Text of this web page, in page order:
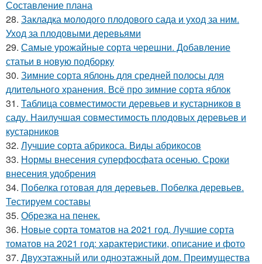
Составление плана
28. Закладка молодого плодового сада и уход за ним.
Уход за плодовыми деревьями
29. Самые урожайные сорта черешни. Добавление
статьи в новую подборку
30. Зимние сорта яблонь для средней полосы для
длительного хранения. Всё про зимние сорта яблок
31. Таблица совместимости деревьев и кустарников в
саду. Наилучшая совместимость плодовых деревьев и
кустарников
32. Лучшие сорта абрикоса. Виды абрикосов
33. Нормы внесения суперфосфата осенью. Сроки
внесения удобрения
34. Побелка готовая для деревьев. Побелка деревьев.
Тестируем составы
35. Обрезка на пенек.
36. Новые сорта томатов на 2021 год. Лучшие сорта
томатов на 2021 год: характеристики, описание и фото
37. Двухэтажный или одноэтажный дом. Преимущества